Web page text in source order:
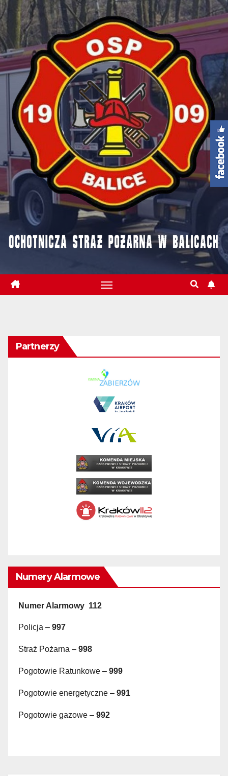
Partnerzy
Numery Alarmowe
Numer Alarmowy 112
Policja – 997
Straż Pożarna – 998
Pogotowie Ratunkowe – 999
Pogotowie energetyczne – 991
Pogotowie gazowe – 992